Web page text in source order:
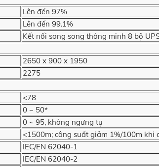
Lên đến 97%
Lên đến 99.1%
Kết nối song song thông minh 8 bộ
2650 x 900 x 1950
2275
<78
0 ~ 50*
0 ~ 95, không ngưng tụ
<1500m; công suất giảm 1%/100m khi
IEC/EN 62040-1
IEC/EN 62040-2